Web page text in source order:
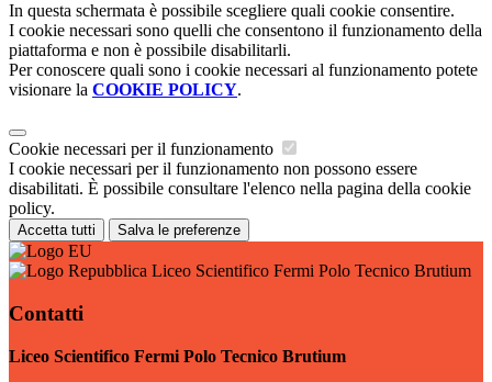
In questa schermata è possibile scegliere quali cookie consentire.
I cookie necessari sono quelli che consentono il funzionamento della
piattaforma e non è possibile disabilitarli.
Per conoscere quali sono i cookie necessari al funzionamento potete
visionare la COOKIE POLICY.
Cookie necessari per il funzionamento
I cookie necessari per il funzionamento non possono essere
disabilitati. È possibile consultare l'elenco nella pagina della cookie
policy.
Accetta tutti Salva le preferenze
Liceo Scientifico Fermi Polo Tecnico Brutium
Contatti
Liceo Scientifico Fermi Polo Tecnico Brutium